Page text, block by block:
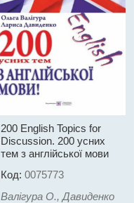
200 English Topics for
Discussion. 200 усних
тем з англійської мови
Код: 0075773
Валігура О., Давиденко